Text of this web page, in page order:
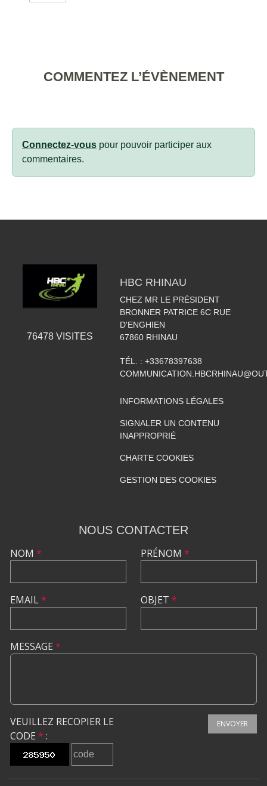
COMMENTEZ L’ÉVÈNEMENT
Connectez-vous pour pouvoir participer aux
commentaires.
76478VISITES
HBC RHINAU
CHEZ MR LE PRÉSIDENT
BRONNER PATRICE 6C RUE
D'ENGHIEN
67860 RHINAU
TÉL. : +33678397638
INFORMATIONS LÉGALES
SIGNALER UN CONTENU
INAPPROPRIÉ
CHARTE COOKIES
GESTION DES COOKIES
NOUS CONTACTER
NOM *
EMAIL*
PRÉNOM *
OBJET *
MESSAGE *
VEUILLEZ RECOPIER LE
CODE * :
ENVOYER